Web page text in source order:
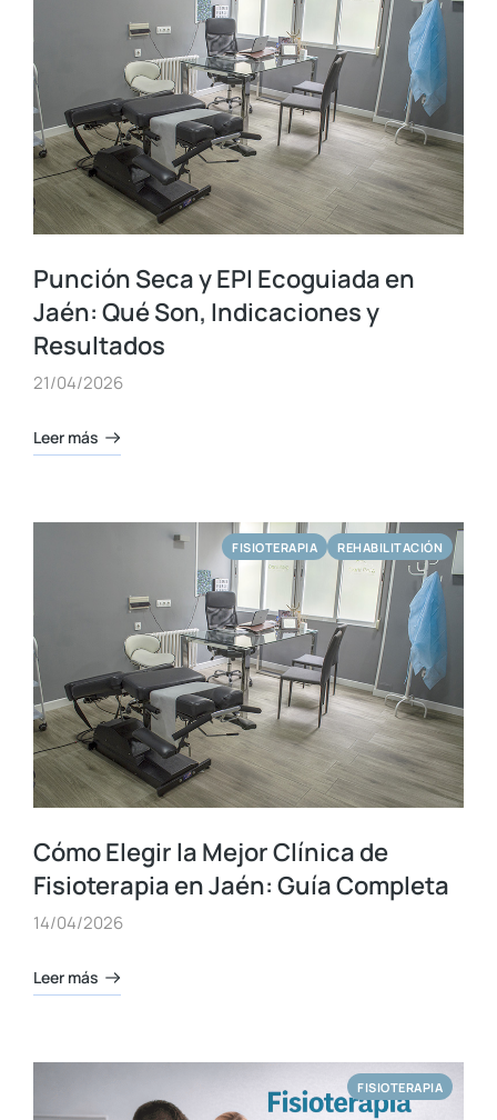
Punción Seca y EPI Ecoguiada en
Jaén: Qué Son, Indicaciones y
Resultados
21/04/2026
Leer más
FISIOTERAPIA REHABILITACIÓN
Cómo Elegir la Mejor Clínica de
Fisioterapia en Jaén: Guía Completa
14/04/2026
Leer más
FISIOTERAPIA